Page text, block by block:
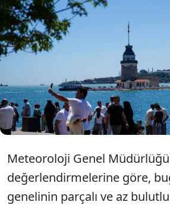
Haziran ayının
genelinde hava sıcaklıkları
Meteoroloji Genel
göre batı bölgelerinde yaz
ulaşılırken, bazı kesimlerde
geçişleri bekleniyor.
sıcaklığının bu hafta 30
öngörülüyor.
Meteoroloji Genel
değerlendirmelerine göre,
genelinin parçalı ve az